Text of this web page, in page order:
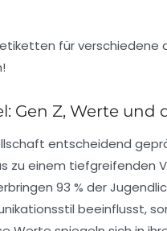
Gen Z, Werte
entscheidend
zu einem tiefgreifenden
93 % der
beeinflusst,